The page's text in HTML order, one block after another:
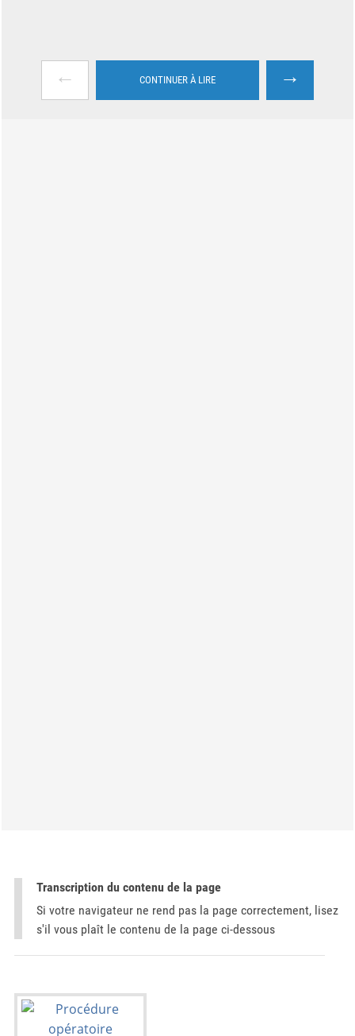
← CONTINUER À LIRE →
Transcription du contenu de la page
Si votre navigateur ne rend pas la page correctement, lisez
s'il vous plaît le contenu de la page ci-dessous